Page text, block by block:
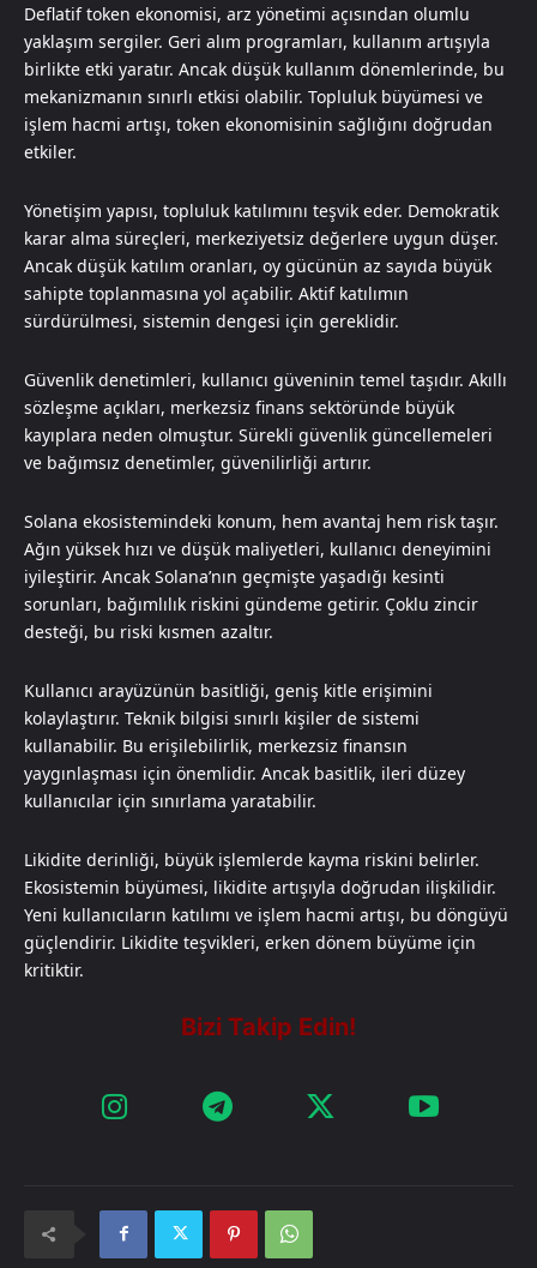
Deflatif token ekonomisi, arz yönetimi açısından olumlu
yaklaşım sergiler. Geri alım programları, kullanım artışıyla
birlikte etki yaratır. Ancak düşük kullanım dönemlerinde, bu
mekanizmanın sınırlı etkisi olabilir. Topluluk büyümesi ve
işlem hacmi artışı, token ekonomisinin sağlığını doğrudan
etkiler.
Yönetişim yapısı, topluluk katılımını teşvik eder. Demokratik
karar alma süreçleri, merkeziyetsiz değerlere uygun düşer.
Ancak düşük katılım oranları, oy gücünün az sayıda büyük
sahipte toplanmasına yol açabilir. Aktif katılımın
sürdürülmesi, sistemin dengesi için gereklidir.
Güvenlik denetimleri, kullanıcı güveninin temel taşıdır. Akıllı
sözleşme açıkları, merkezsiz finans sektöründe büyük
kayıplara neden olmuştur. Sürekli güvenlik güncellemeleri
ve bağımsız denetimler, güvenilirliği artırır.
Solana ekosistemindeki konum, hem avantaj hem risk taşır.
Ağın yüksek hızı ve düşük maliyetleri, kullanıcı deneyimini
iyileştirir. Ancak Solana’nın geçmişte yaşadığı kesinti
sorunları, bağımlılık riskini gündeme getirir. Çoklu zincir
desteği, bu riski kısmen azaltır.
Kullanıcı arayüzünün basitliği, geniş kitle erişimini
kolaylaştırır. Teknik bilgisi sınırlı kişiler de sistemi
kullanabilir. Bu erişilebilirlik, merkezsiz finansın
yaygınlaşması için önemlidir. Ancak basitlik, ileri düzey
kullanıcılar için sınırlama yaratabilir.
Likidite derinliği, büyük işlemlerde kayma riskini belirler.
Ekosistemin büyümesi, likidite artışıyla doğrudan ilişkilidir.
Yeni kullanıcıların katılımı ve işlem hacmi artışı, bu döngüyü
güçlendirir. Likidite teşvikleri, erken dönem büyüme için
kritiktir.